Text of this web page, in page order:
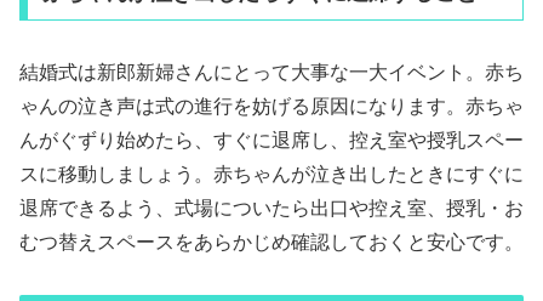
結婚式は新郎新婦さんにとって大事な一大イベント。赤ち
ゃんの泣き声は式の進行を妨げる原因になります。赤ちゃ
んがぐずり始めたら、すぐに退席し、控え室や授乳スペー
スに移動しましょう。赤ちゃんが泣き出したときにすぐに
退席できるよう、式場についたら出口や控え室、授乳・お
むつ替えスペースをあらかじめ確認しておくと安心です。